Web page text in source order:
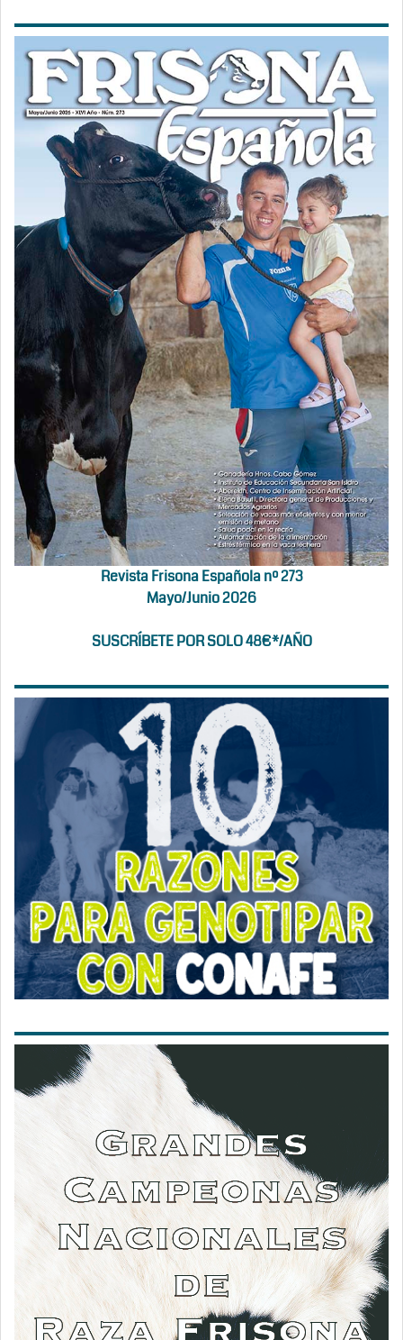
Revista Frisona Española nº 273
Mayo/Junio 2026
SUSCRÍBETE POR SOLO 48€*/AÑO